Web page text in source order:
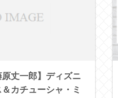
原丈一郎】ディズニ
カチューシャ・ミ